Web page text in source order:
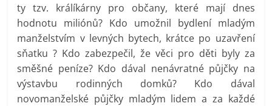
ty tzv. králíkárny pro občany, které mají dnes
hodnotu miliónů? Kdo umožnil bydlení mladým
manželstvím v levných bytech, krátce po uzavření
sňatku ? Kdo zabezpečil, že věci pro děti byly za
směšné peníze? Kdo dával nenávratné půjčky na
výstavbu rodinných domků? Kdo dával
novomanželské půjčky mladým lidem a za každé